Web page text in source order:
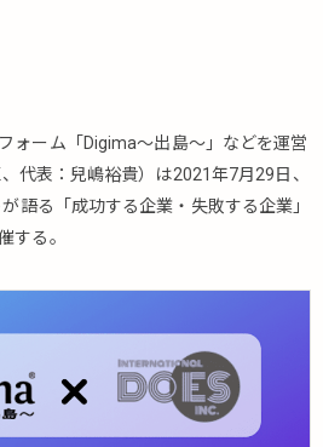
ォーム「Digima～出島～」などを運営
代表：兒嶋裕貴）は2021年7月29日、
語る「成功する企業・失敗する企業」
する。